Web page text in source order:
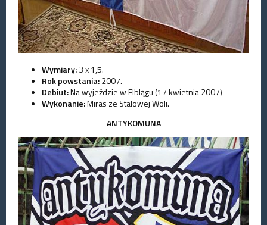
Wymiary:3 x 1,5.
Rok powstania:2007.
Debiut:Na wyjeździe w Elblągu (17 kwietnia 2007)
Wykonanie:Miras ze Stalowej Woli.
ANTYKOMUNA